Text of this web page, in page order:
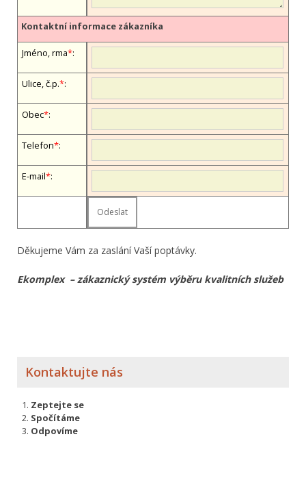
Kontaktní informace zákazníka
Jméno, firma*:
Ulice, č.p.*:
Obec*:
Telefon*:
E-mail*:
Děkujeme Vám za zaslání Vaší poptávky.
Ekomplex – zákaznický systém výběru kvalitních služeb
Kontaktujte nás
Zeptejte se
Spočítáme
Odpovíme